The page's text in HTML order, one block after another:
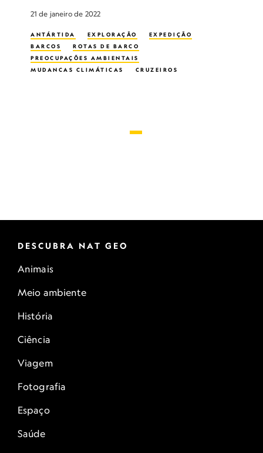
21 de janeiro de 2022
ANTÁRTIDA EXPLORAÇÃO
EXPEDIÇÃO
BARCOS
ROTAS DE BARCO
PREOCUPAÇÕES AMBIENTAIS
MUDANÇAS CLIMÁTICAS
CRUZEIROS
DESCUBRA NAT GEO
Animais
Meio ambiente
História
Ciência
Viagem
Fotografia
Espaço
Saúde